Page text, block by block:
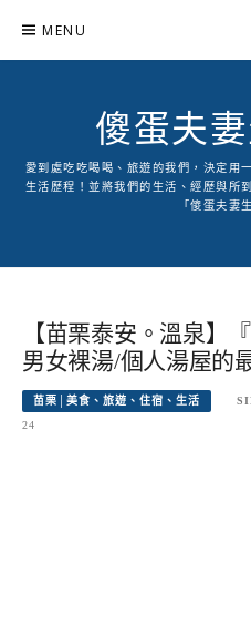
content
MENU
傻蛋夫
愛到處吃吃喝喝、旅遊的我們，決定用
生活歷程！並將我們的生活、經歷與所
「傻蛋夫妻
【苗栗泰安。溫泉】
男女裸湯/個人湯屋的
苗栗│美食、旅遊、住宿、生活
24